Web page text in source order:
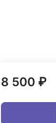
8 500 ₽